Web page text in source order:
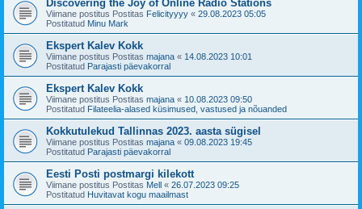
Discovering the Joy of Online Radio Stations
Viimane postitus Postitas Felicityyyy « 29.08.2023 05:05
Postitatud Minu Mark
Ekspert Kalev Kokk
Viimane postitus Postitas majana « 14.08.2023 10:01
Postitatud Parajasti päevakorral
Ekspert Kalev Kokk
Viimane postitus Postitas majana « 10.08.2023 09:50
Postitatud Filateelia-alased küsimused, vastused ja nõuanded
Kokkutulekud Tallinnas 2023. aasta sügisel
Viimane postitus Postitas majana « 09.08.2023 19:45
Postitatud Parajasti päevakorral
Eesti Posti postmargi kilekott
Viimane postitus Postitas Mell « 26.07.2023 09:25
Postitatud Huvitavat kogu maailmast